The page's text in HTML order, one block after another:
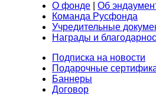
О фонде
Об
Команда Русфонда
Учредительные
Награды и
Подписка на новости
Подарочные
Баннеры
Договор